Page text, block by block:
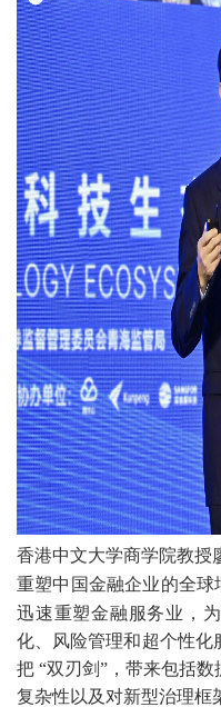
香港中文大学商学院教授
重塑中国金融企业的全球
迅速重塑金融服务业，
化、风险管理和超个性化
把 “双刃剑”，带来包括
复杂性以及对新型治理框